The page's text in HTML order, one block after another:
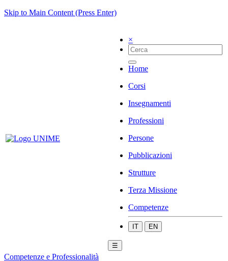
Skip to Main Content (Press Enter)
×
Home
Corsi
Insegnamenti
Professioni
Persone
Pubblicazioni
Strutture
Terza Missione
Competenze
IT EN
☰
Competenze e Professionalità